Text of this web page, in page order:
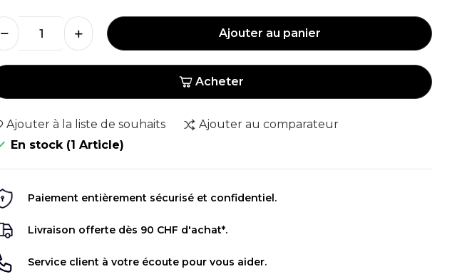
Ajouter au panier
Acheter
Ajouter à la liste de souhaits Ajouter au comparateur
En stock (1 Article)
Paiement entièrement sécurisé et confidentiel.
Livraison offerte dès 90 CHF d'achat*.
Service client à votre écoute pour vous aider.